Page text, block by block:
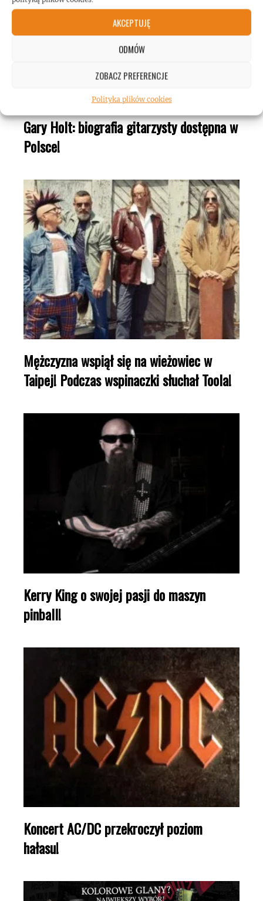
AKCEPTUJĘ
ODMÓW
ZOBACZ PREFERENCJE
Polityka plików cookies
Gary Holt: biografia gitarzysty dostępna w
Polsce!
Mężczyzna wspiął się na wieżowiec w
Taipej! Podczas wspinaczki słuchał Toola!
Kerry King o swojej pasji do maszyn
pinball!
Koncert AC/DC przekroczył poziom
hałasu!